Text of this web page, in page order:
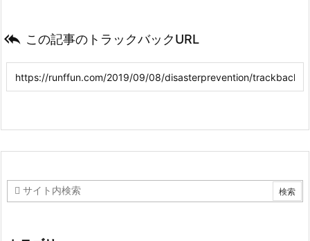
 この記事のトラックバックURL